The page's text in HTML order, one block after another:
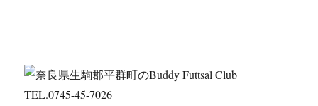
TEL.0745-45-7026